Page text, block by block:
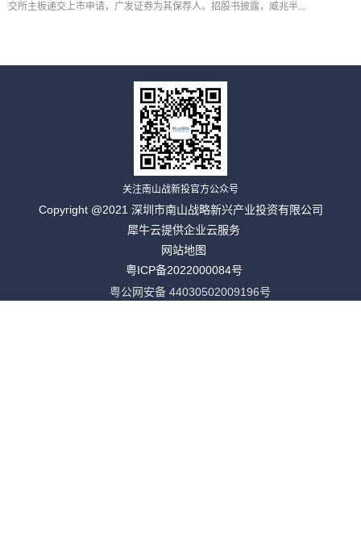
交所主板递交上市申请，广发证券为其保荐人。招股书披露，威兆半...
关注南山战新投官方公众号
Copyright @2021 深圳市南山战略新兴产业投资有限公司
犀牛云提供企业云服务
网站地图
粤ICP备2022000084号
粤公网安备 44030502009196号